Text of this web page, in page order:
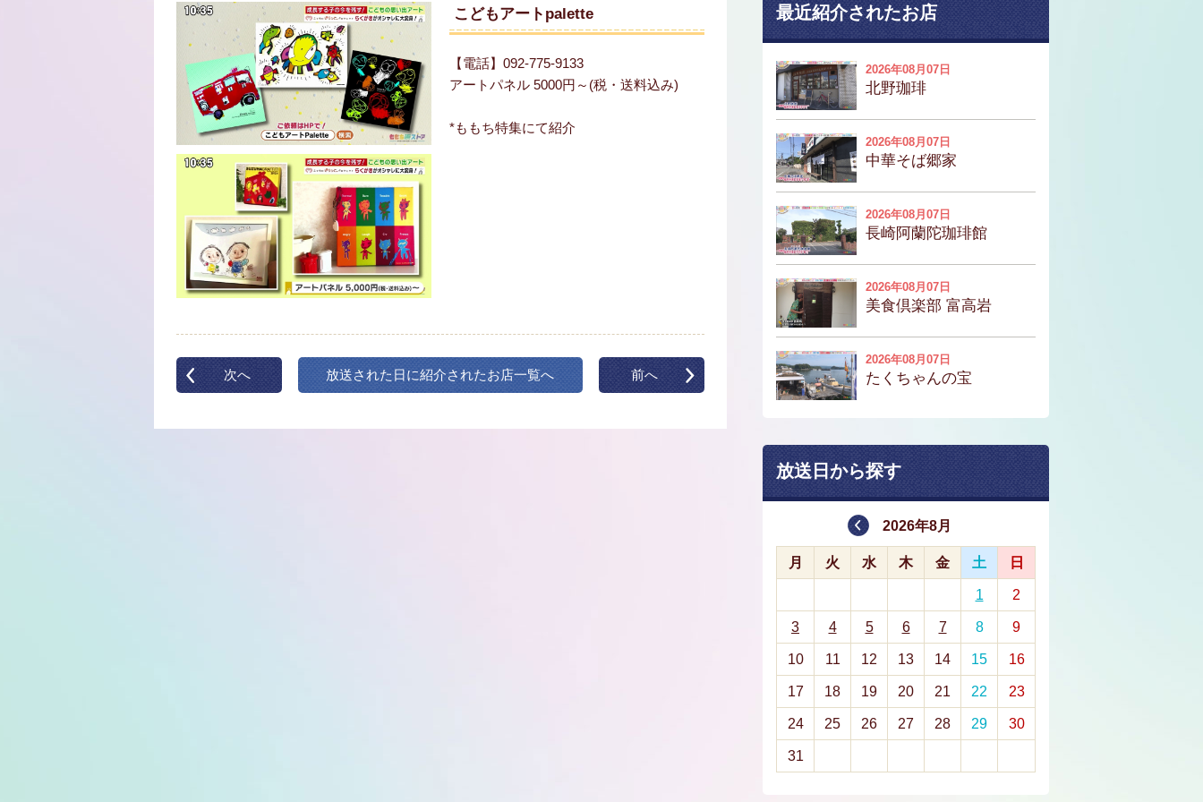
こどもアートpalette
【電話】092-775-9133
アートパネル 5000円～(税・送料込み)
*ももち特集にて紹介
次へ 放送された日に紹介されたお店一覧へ 前へ
最近紹介されたお店
2026年08月07日
北野珈琲
2026年08月07日
中華そば郷家
2026年08月07日
長崎阿蘭陀珈琲館
2026年08月07日
美食倶楽部 富高岩
2026年08月07日
たくちゃんの宝
放送日から探す
2026年8月
月 火 水 木 金 土 日
1 2
3 4 5 6 7 8 9
10 11 12 13 14 15 16
17 18 19 20 21 22 23
24 25 26 27 28 29 30
31